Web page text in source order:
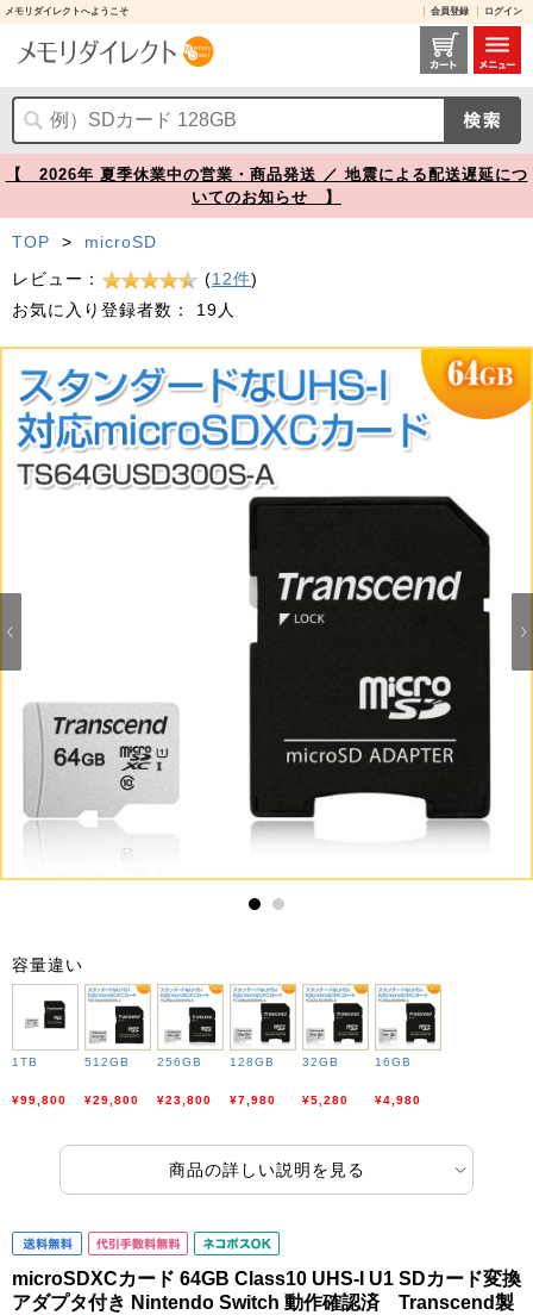
メモリダイレクトへようこそ 会員登録 ログイン
microSDXCカード 64GB Class10 UHS-I U1 SDカード変換アダプタ付き Nintendo Switch 動作確認済 Transcend製【メモリダイレクト】
【 2026年 夏季休業中の営業・商品発送 ／ 地震による配送遅延につ
いてのお知らせ 】
TOP >
microSD
レビュー：
(12件)
お気に入り登録者数：
19人
容量違い
1TB
¥99,800
512GB
¥29,800
256GB
¥23,800
128GB
¥7,980
32GB
¥5,280
16GB
¥4,980
商品の詳しい説明を見る
microSDXCカード 64GB Class10 UHS-I U1 SDカード変換
アダプタ付き Nintendo Switch 動作確認済 Transcend製